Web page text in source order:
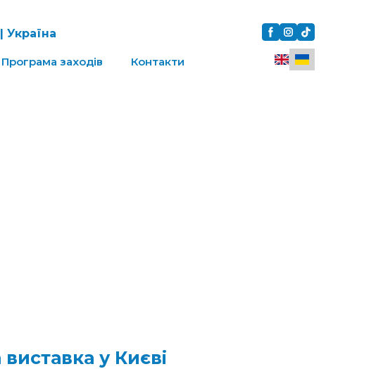
Україна
Програма заходів Контакти
у Києві